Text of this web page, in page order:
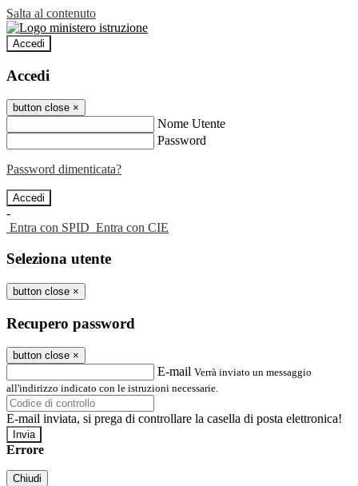
Salta al contenuto
Accedi
Accedi
button close ×
Nome Utente
Password
Password dimenticata?
-
Entra con SPID Entra con CIE
Seleziona utente
button close ×
Recupero password
button close ×
E-mail Verrà inviato un messaggio
all'indirizzo indicato con le istruzioni necessarie.
E-mail inviata, si prega di controllare la casella di posta elettronica!
Errore
Chiudi